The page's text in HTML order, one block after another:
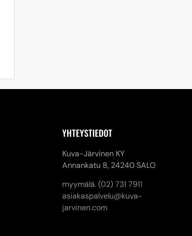
YHTEYSTIEDOT
Kuva-Järvinen KY
Annankatu 8, 24240 SALO
myymälä. (02) 731 7911
asiakaspalvelu@kuva-
jarvinen.com